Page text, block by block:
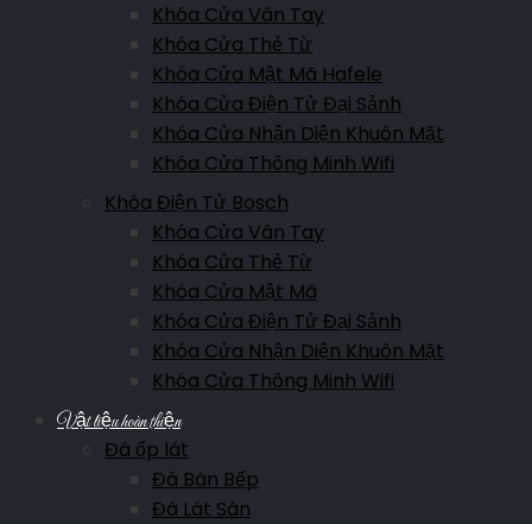
Khóa Cửa Vân Tay
Khóa Cửa Thẻ Từ
Khóa Cửa Mật Mã Hafele
Khóa Cửa Điện Tử Đại Sảnh
Khóa Cửa Nhận Diện Khuôn Mặt
Khóa Cửa Thông Minh Wifi
Khóa Điện Tử Bosch
Khóa Cửa Vân Tay
Khóa Cửa Thẻ Từ
Khóa Cửa Mật Mã
Khóa Cửa Điện Tử Đại Sảnh
Khóa Cửa Nhận Diện Khuôn Mặt
Khóa Cửa Thông Minh Wifi
Vật liệu hoàn thiện
Đá ốp lát
Đá Bàn Bếp
Đá Lát Sàn